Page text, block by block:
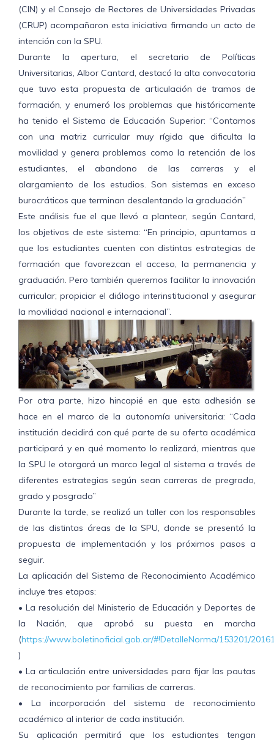
(CIN) y el Consejo de Rectores de Universidades Privadas
(CRUP) acompañaron esta iniciativa firmando un acto de
intención con la SPU.
Durante la apertura, el secretario de Políticas
Universitarias, Albor Cantard, destacó la alta convocatoria
que tuvo esta propuesta de articulación de tramos de
formación, y enumeró los problemas que históricamente
ha tenido el Sistema de Educación Superior: “Contamos
con una matriz curricular muy rígida que dificulta la
movilidad y genera problemas como la retención de los
estudiantes, el abandono de las carreras y el
alargamiento de los estudios. Son sistemas en exceso
burocráticos que terminan desalentando la graduación”
Este análisis fue el que llevó a plantear, según Cantard,
los objetivos de este sistema: “En principio, apuntamos a
que los estudiantes cuenten con distintas estrategias de
formación que favorezcan el acceso, la permanencia y
graduación. Pero también queremos facilitar la innovación
curricular; propiciar el diálogo interinstitucional y asegurar
la movilidad nacional e internacional”.
Por otra parte, hizo hincapié en que esta adhesión se
hace en el marco de la autonomía universitaria: “Cada
institución decidirá con qué parte de su oferta académica
participará y en qué momento lo realizará, mientras que
la SPU le otorgará un marco legal al sistema a través de
diferentes estrategias según sean carreras de pregrado,
grado y posgrado”
Durante la tarde, se realizó un taller con los responsables
de las distintas áreas de la SPU, donde se presentó la
propuesta de implementación y los próximos pasos a
seguir.
La aplicación del Sistema de Reconocimiento Académico
incluye tres etapas:
• La resolución del Ministerio de Educación y Deportes de
la Nación, que aprobó su puesta en marcha
(https://www.boletinoficial.gob.ar/#!DetalleNorma/153201/
)
• La articulación entre universidades para fijar las pautas
de reconocimiento por familias de carreras.
• La incorporación del sistema de reconocimiento
académico al interior de cada institución.
Su aplicación permitirá que los estudiantes tengan